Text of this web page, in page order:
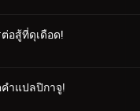
อสู้ที่ดุเดือด!
ำแปลปิกาจู!